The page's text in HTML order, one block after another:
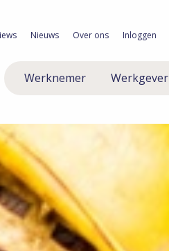
Nieuws Over ons Inloggen
Werknemer Werkgever